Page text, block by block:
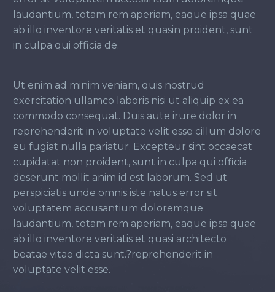
laudantium, totam rem aperiam, eaque ipsa quae
ab illo inventore veritatis et quasin proident, sunt
in culpa qui officia de.
Ut enim ad minim veniam, quis nostrud
exercitation ullamco laboris nisi ut aliquip ex ea
commodo consequat. Duis aute irure dolor in
reprehenderit in voluptate velit esse cillum dolore
eu fugiat nulla pariatur. Excepteur sint occaecat
cupidatat non proident, sunt in culpa qui officia
deserunt mollit anim id est laborum. Sed ut
perspiciatis unde omnis iste natus error sit
voluptatem accusantium doloremque
laudantium, totam rem aperiam, eaque ipsa quae
ab illo inventore veritatis et quasi architecto
beatae vitae dicta sunt.?reprehenderit in
voluptate velit esse.